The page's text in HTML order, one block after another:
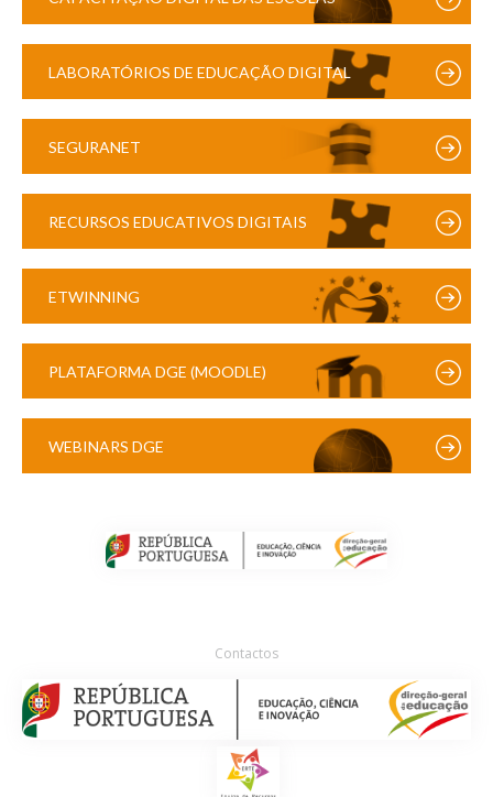
LABORATÓRIOS DE EDUCAÇÃO DIGITAL
SEGURANET
RECURSOS EDUCATIVOS DIGITAIS
ETWINNING
PLATAFORMA DGE (MOODLE)
WEBINARS DGE
Contactos